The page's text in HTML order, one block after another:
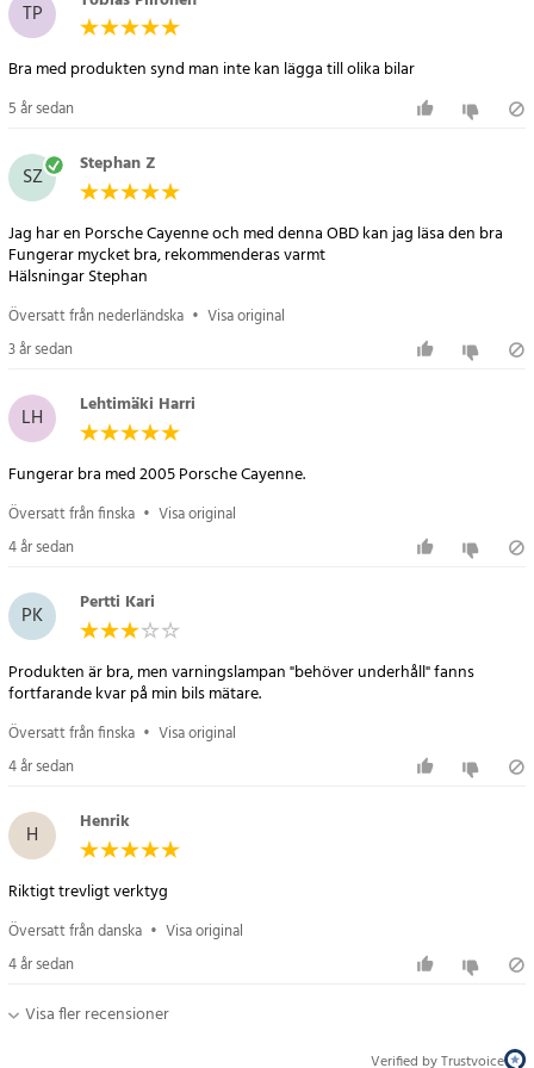
Fullständig systemdiagnos
Den här felkodsläsaren erbjuder en fullständig systemdiagnos av
din bil, vilket innebär att den kan identifiera och rapportera fel
och problem i en mängd olika system, inklusive motor, växellåda,
ABS, airbag och mycket mer.
Tydlig 4-tums LCD-skärm
Med iCarsoft POR V2.0 får du en stor 4-tums LCD-skärm som gör
siffrorna lättlästa och som visar all information tydligt. De praktiska
silikonknapparna gör det enkelt att navigera genom menyer och
läsa av felkoder.
Spara pengar
hos mekaniker. Istället kan du självständigt diagnostisera problem
och fatta informerade beslut om underhåll och reparation. Det
sparar både tid och pengar i det långa loppet.
Nu finns det svenskt språk i menyn - uppdatera din programvara
via iCarsoft.
Diagnostiserar, läser och tar bort/nollställer felkoder och
instrumentpanelens varningsljus.
Exempel på felkoder:
- SRS varningslampa för krockkudde
- Transmission / Växellåda / Automatlåda
- ABS-varningslampa
- Glödstiftets varningslampa
- EPC-varningslampa
- Parkeringssensorns varningslampa
- Servostyrning
TP
Bra med produkten synd man inte kan lägga till olika bilar
5 år sedan
SZ Stephan Z
Jag har en Porsche Cayenne och med denna OBD kan jag läsa den bra
Fungerar mycket bra, rekommenderas varmt
Översatt från nederländska • Visa original
3 år sedan
LH Lehtimäki Harri
Fungerar bra med 2005 Porsche Cayenne.
Översatt från finska • Visa original
4 år sedan
PK Pertti Kari
Produkten är bra, men varningslampan "behöver underhåll" fanns
fortfarande kvar på min bils mätare.
Översatt från finska • Visa original
4 år sedan
H Henrik
Riktigt trevligt verktyg
Översatt från danska • Visa original
4 år sedan
Visa fler recensioner
Verified by Trustvoice